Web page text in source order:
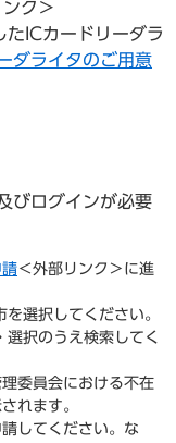
ク＞
ICカードリーダラ
ダライタのご用意
びログインが必要
＜外部リンク＞ に進
選択してください。
選択のうえ検索してく
委員会における不在
れます。
してください。な